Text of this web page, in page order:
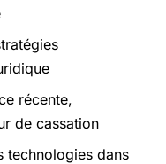
récente,
de cassation
technologies dans